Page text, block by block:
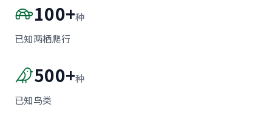
100+种
已知两栖爬行
500+种
已知鸟类